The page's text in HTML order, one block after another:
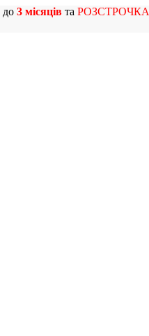
до 3 місяцівта РОЗСТРОЧКА